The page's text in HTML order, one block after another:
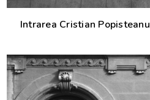
Intrarea Cristian Popisteanu